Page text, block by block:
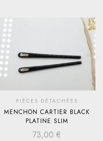
PIÈCES DÉTACHÉES
MENCHON CARTIER BLACK
PLATINE SLIM
73,00 €